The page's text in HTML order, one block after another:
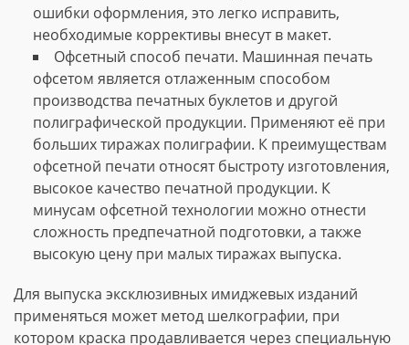
ошибки оформления, это легко исправить,
необходимые коррективы внесут в макет.
Офсетный способ печати. Машинная печать
офсетом является отлаженным способом
производства печатных буклетов и другой
полиграфической продукции. Применяют её при
больших тиражах полиграфии. К преимуществам
офсетной печати относят быстроту изготовления,
высокое качество печатной продукции. К
минусам офсетной технологии можно отнести
сложность предпечатной подготовки, а также
высокую цену при малых тиражах выпуска.
Для выпуска эксклюзивных имиджевых изданий
применяться может метод шелкографии, при
котором краска продавливается через специальную